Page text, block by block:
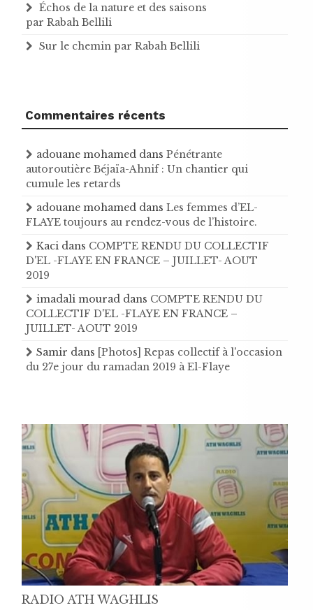
Échos de la nature et des saisons
par Rabah Bellili
Sur le chemin par Rabah Bellili
Commentaires récents
adouane mohamed dans Pénétrante
autoroutière Béjaïa-Ahnif : Un chantier qui
cumule les retards
adouane mohamed dans Les femmes d’EL-
FLAYE toujours au rendez-vous de l’histoire .
Kaci dans COMPTE RENDU DU COLLECTIF
D'EL -FLAYE EN FRANCE – JUILLET- AOUT
2019
imadali mourad dans COMPTE RENDU DU
COLLECTIF D'EL -FLAYE EN FRANCE –
JUILLET- AOUT 2019
Samir dans [Photos] Repas collectif à l'occasion
du 27e jour du ramadan 2019 à El-Flaye
RADIO ATH WAGHLIS